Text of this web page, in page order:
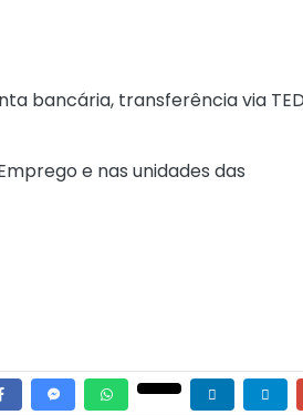
bancária, transferência via
e nas unidades das